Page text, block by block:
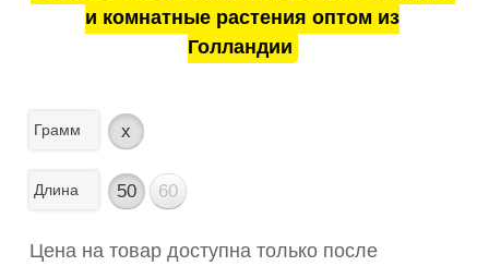
и комнатные растения оптом из
Голландии
Грамм x
Длина 50 60
Цена на товар доступна только после